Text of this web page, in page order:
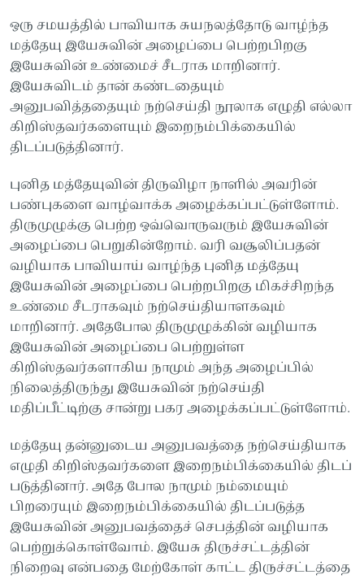
ஒரு சமயத்தில் பாவியாக சுயநலத்தோடு வாழ்ந்த
மத்தேயு இயேசுவின் அழைப்பை பெற்றபிறகு
இயேசுவின் உண்மைச் சீடராக மாறினார்.
இயேசுவிடம் தான் கண்டதையும்
அனுபவித்ததையும் நற்செய்தி நூலாக எழுதி எல்லா
கிறிஸ்தவர்களையும் இறைநம்பிக்கையில்
திடப்படுத்தினார்.
புனித மத்தேயுவின் திருவிழா நாளில் அவரின்
பண்புகளை வாழ்வாக்க அழைக்கப்பட்டுள்ளோம்.
திருமுழுக்கு பெற்ற ஒவ்வொருவரும் இயேசுவின்
அழைப்பை பெறுகின்றோம். வரி வசூலிப்பதன்
வழியாக பாவியாய் வாழ்ந்த புனித மத்தேயு
இயேசுவின் அழைப்பை பெற்றபிறகு மிகச்சிறந்த
உண்மை சீடராகவும் நற்செய்தியாளகவும்
மாறினார். அதேபோல திருமுழுக்கின் வழியாக
இயேசுவின் அழைப்பை பெற்றுள்ள
கிறிஸ்தவர்களாகிய நாமும் அந்த அழைப்பில்
நிலைத்திருந்து இயேசுவின் நற்செய்தி
மதிப்பீட்டிற்கு சான்று பகர அழைக்கப்பட்டுள்ளோம்.
மத்தேயு தன்னுடைய அனுபவத்தை நற்செய்தியாக
எழுதி கிறிஸ்தவர்களை இறைநம்பிக்கையில் திடப்
படுத்தினார். அதே போல நாமும் நம்மையும்
பிறரையும் இறைநம்பிக்கையில் திடப்படுத்த
இயேசுவின் அனுபவத்தைச் செபத்தின் வழியாக
பெற்றுக்கொள்வோம். இயேசு திருச்சட்டத்தின்
நிறைவு என்பதை மேற்கோள் காட்ட திருச்சட்டத்தை